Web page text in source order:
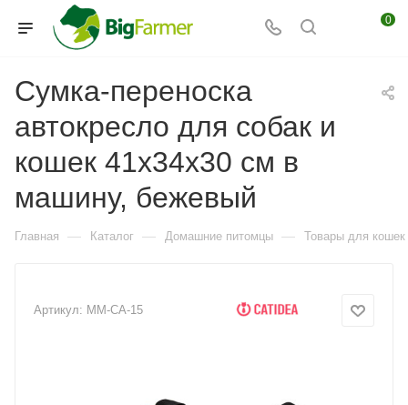
0
Сумка-переноска
автокресло для собак и
кошек 41х34х30 см в
машину, бежевый
Главная — Каталог — Домашние питомцы — Товары для кошек
Артикул: MM-CA-15